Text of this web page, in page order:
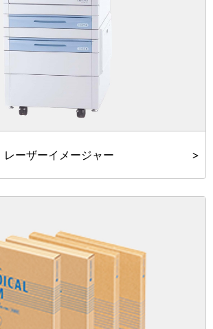
レーザーイメージャー